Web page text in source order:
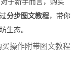
分步图文教程，带你
生态。